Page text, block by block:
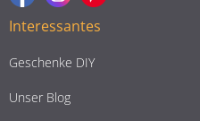
Interessantes
Geschenke DIY
Unser Blog